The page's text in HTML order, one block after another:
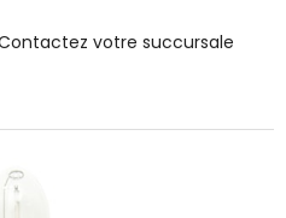
votre succursale